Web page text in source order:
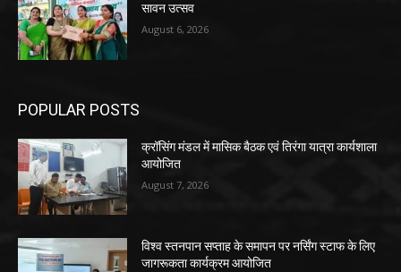
सावन उत्सव
August 6, 2026
POPULAR POSTS
क्रॉसिंग मंडल में मासिक बैठक एवं तिरंगा यात्रा कार्यशाला
आयोजित
August 7, 2026
विश्व स्तनपान सप्ताह के समापन पर नर्सिंग स्टाफ के लिए
जागरूकता कार्यक्रम आयोजित